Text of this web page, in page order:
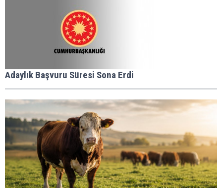
Adaylık Başvuru Süresi Sona Erdi